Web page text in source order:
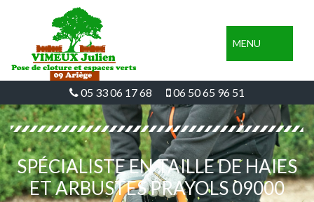
MENU
05 33 06 17 68 06 50 65 96 51
SPÉCIALISTE EN TAILLE DE HAIES
ET ARBUSTES PRAYOLS 09000